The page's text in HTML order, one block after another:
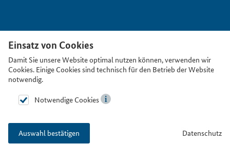
Einsatz von Cookies
Damit Sie unsere Website optimal nutzen können, verwenden wir
Cookies. Einige Cookies sind technisch für den Betrieb der Website
notwendig.
Notwendige Cookies
Auswahl bestätigen Datenschutz